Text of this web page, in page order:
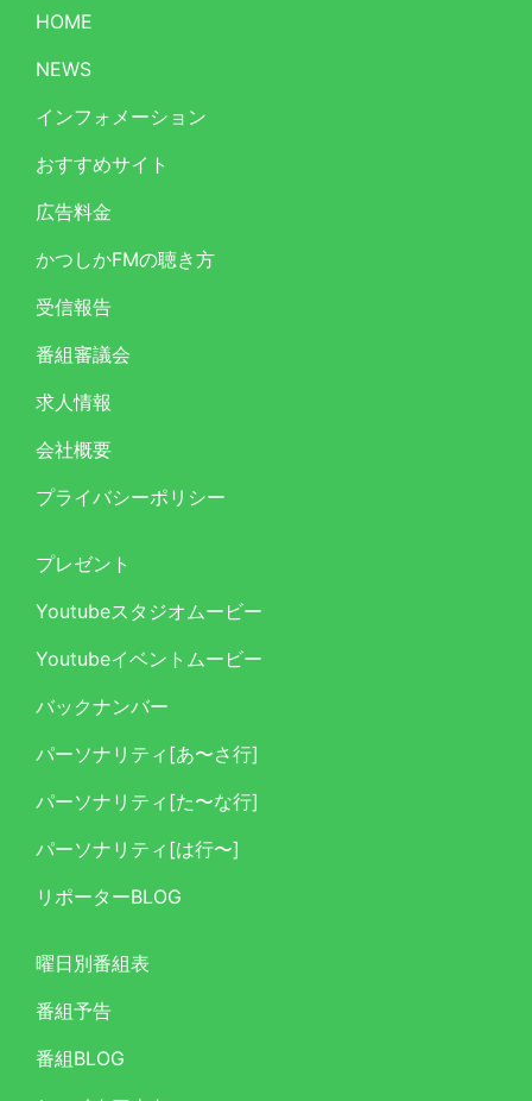
HOME
NEWS
インフォメーション
おすすめサイト
広告料金
かつしかFMの聴き方
受信報告
番組審議会
求人情報
会社概要
プライバシーポリシー
プレゼント
Youtubeスタジオムービー
Youtubeイベントムービー
バックナンバー
パーソナリティ[あ〜さ行]
パーソナリティ[た〜な行]
パーソナリティ[は行〜]
リポーターBLOG
曜日別番組表
番組予告
番組BLOG